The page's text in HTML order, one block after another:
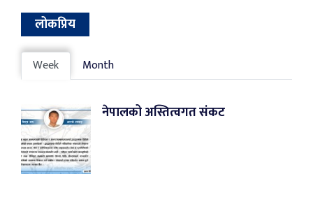
लोकप्रिय
Week Month
नेपालको अस्तित्वगत संकट